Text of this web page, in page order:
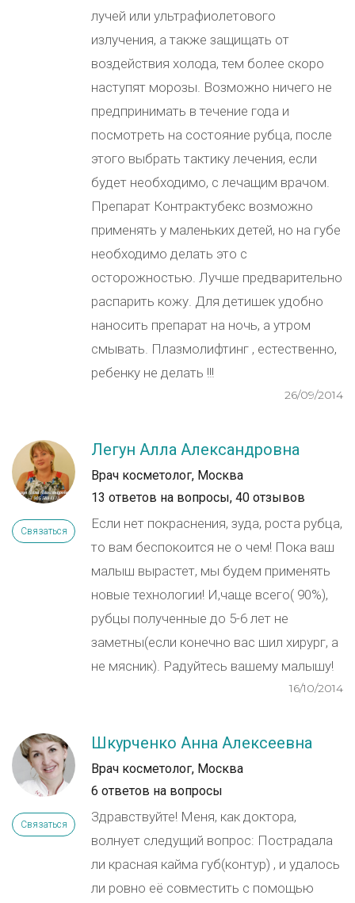
лучей или ультрафиолетового
излучения, а также защищать от
воздействия холода, тем более скоро
наступят морозы. Возможно ничего не
предпринимать в течение года и
посмотреть на состояние рубца, после
этого выбрать тактику лечения, если
будет необходимо, с лечащим врачом.
Препарат Контрактубекс возможно
применять у маленьких детей, но на губе
необходимо делать это с
осторожностью. Лучше предварительно
распарить кожу. Для детишек удобно
наносить препарат на ночь, а утром
смывать. Плазмолифтинг , естественно,
ребенку не делать !!!
26/09/2014
Связаться
Легун Алла Александровна
Врач косметолог, Москва
13 ответов на вопросы, 40 отзывов
Если нет покраснения, зуда, роста рубца,
то вам беспокоится не о чем! Пока ваш
малыш вырастет, мы будем применять
новые технологии! И,чаще всего( 90%),
рубцы полученные до 5-6 лет не
заметны(если конечно вас шил хирург, а
не мясник). Радуйтесь вашему малышу!
16/10/2014
Связаться
Шкурченко Анна Алексеевна
Врач косметолог, Москва
6 ответов на вопросы
Здравствуйте! Меня, как доктора,
волнует следущий вопрос: Пострадала
ли красная кайма губ(контур) , и удалось
ли ровно её совместить с помощью